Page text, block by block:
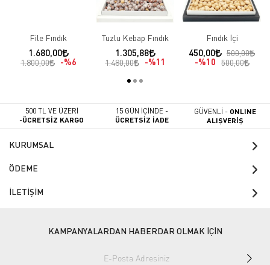
File Fındık
1.680,00
1.800,00 %6
Tuzlu Kebap Fındık
1.305,88
1.480,00 %11
Fındık İçi
450,00
500,00
%10 500,00
500 TL VE ÜZERİ
-ÜCRETSİZ KARGO
15 GÜN İÇİNDE -
ÜCRETSİZ İADE
GÜVENLİ - ONLINE
ALIŞVERİŞ
KURUMSAL
ÖDEME
İLETİŞİM
KAMPANYALARDAN HABERDAR OLMAK İÇİN